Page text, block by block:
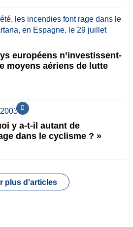
européens n’investissent-
moyens aériens de lutte
y a-t-il autant de
dans le cyclisme ? »
plus d'articles